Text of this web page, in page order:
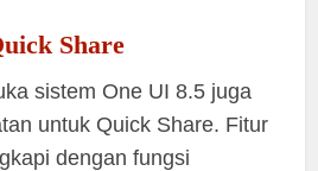
Share
sistem One UI 8.5 juga
untuk Quick Share. Fitur
dengan fungsi